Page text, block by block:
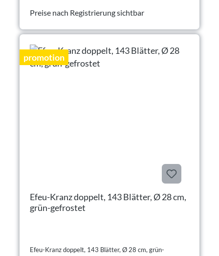
Preise nach Registrierung sichtbar
promotion
Efeu-Kranz doppelt, 143 Blätter, Ø 28 cm,
grün-gefrostet
Efeu-Kranz doppelt, 143 Blätter, Ø 28 cm, grün-